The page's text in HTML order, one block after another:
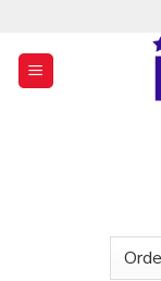
contenido